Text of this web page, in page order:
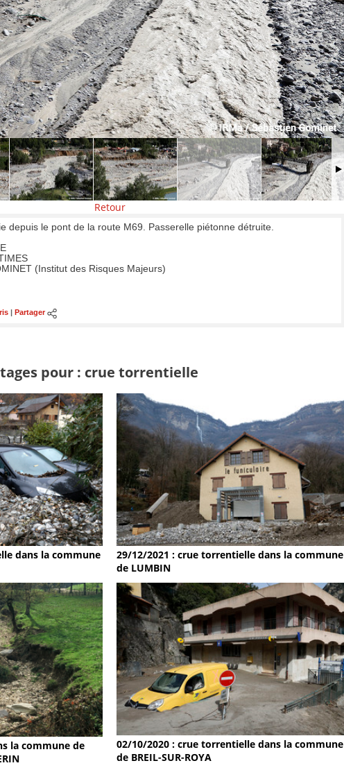
Retour
depuis le pont de la route M69. Passerelle piétonne détruite.
(Institut des Risques Majeurs)
Partager
pour : crue torrentielle
dans la commune
29/12/2021 : crue torrentielle dans la commune
de LUMBIN
la commune de
02/10/2020 : crue torrentielle dans la commune
de BREIL-SUR-ROYA